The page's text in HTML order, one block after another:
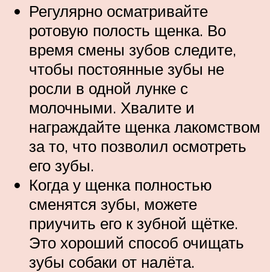
Регулярно осматривайте
ротовую полость щенка. Во
время смены зубов следите,
чтобы постоянные зубы не
росли в одной лунке с
молочными. Хвалите и
награждайте щенка лакомством
за то, что позволил осмотреть
его зубы.
Когда у щенка полностью
сменятся зубы, можете
приучить его к зубной щётке.
Это хороший способ очищать
зубы собаки от налёта.